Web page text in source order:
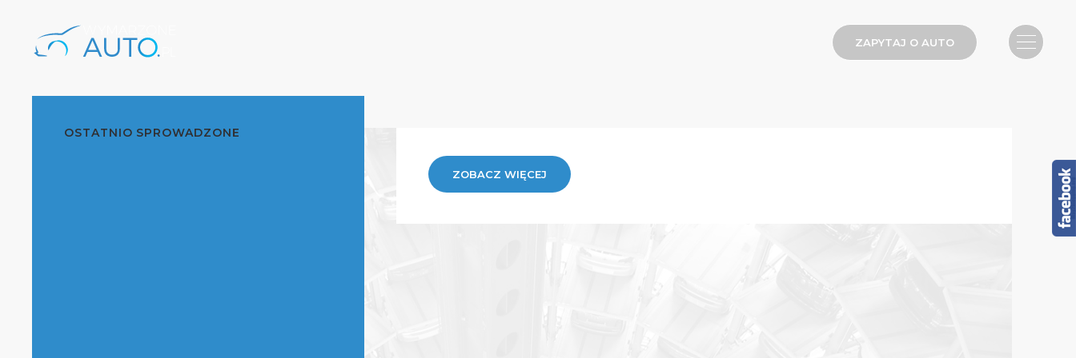
ZAPYTAJ O AUTO
OSTATNIO SPROWADZONE
ZOBACZ WIĘCEJ